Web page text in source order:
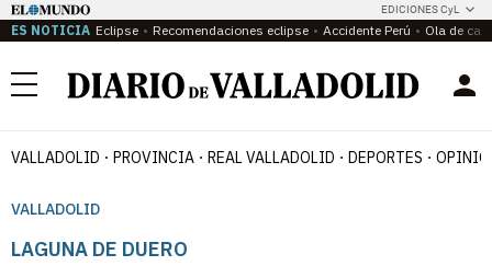
EDICIONES CyL
ES NOTICIA Eclipse Recomendaciones eclipse Accidente Perú Ola de
Menú
VALLADOLID PROVINCIA REAL VALLADOLID DEPORTES
VALLADOLID
LAGUNA DE DUERO